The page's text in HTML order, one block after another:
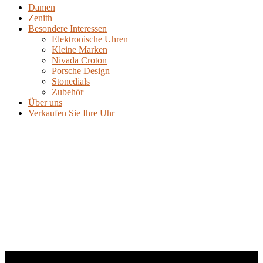
Damen
Zenith
Besondere Interessen
Elektronische Uhren
Kleine Marken
Nivada Croton
Porsche Design
Stonedials
Zubehör
Über uns
Verkaufen Sie Ihre Uhr